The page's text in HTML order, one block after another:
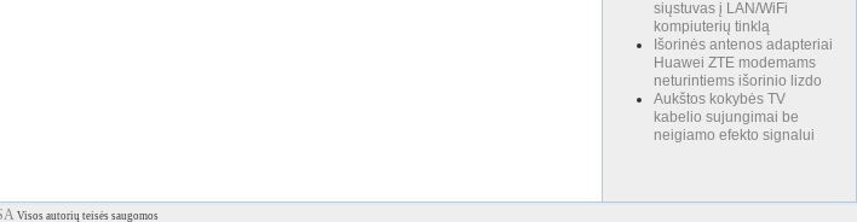
siųstuvas į LAN/WiFi
kompiuterių tinklą
Išorinės antenos adapteriai
Huawei ZTE modemams
neturintiems išorinio lizdo
Aukštos kokybės TV
kabelio sujungimai be
neigiamo efekto signalui
Visos autorių teisės saugomos